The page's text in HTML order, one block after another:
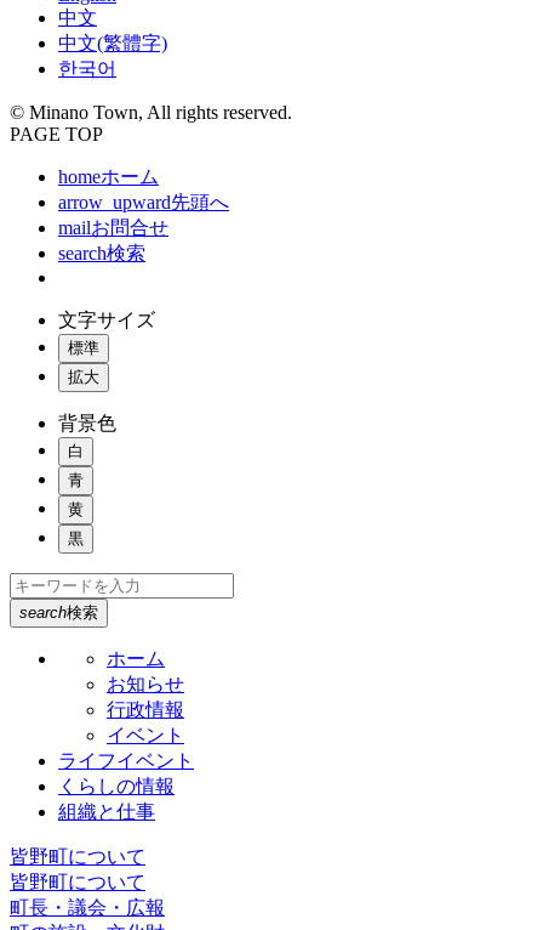
中文
中文(繁體字)
한국어
© Minano Town, All rights reserved.
PAGE TOP
homeホーム
arrow_upward先頭へ
mailお問合せ
search検索
文字サイズ
標準
拡大
背景色
白
青
黄
黒
search検索
ホーム
お知らせ
行政情報
イベント
ライフイベント
くらしの情報
組織と仕事
皆野町について
皆野町について
町長・議会・広報